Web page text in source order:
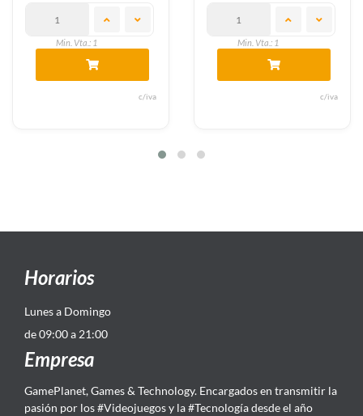
Min. Vta.: 1
c/iva
Min. Vta.: 1
c/iva
Horarios
Lunes a Domingo
de 09:00 a 21:00
Empresa
GamePlanet, Games & Technology. Encargados en transmitir la
pasión por los #Videojuegos y la #Tecnología desde el año